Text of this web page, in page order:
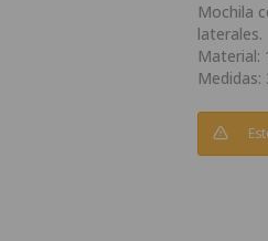
Mochila
laterales.
Material: